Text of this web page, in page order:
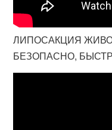
ЛИПОСАКЦИЯ
БЕЗОПАСНО,